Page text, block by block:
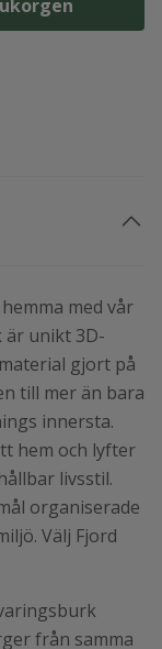
med vår
är unikt 3D-
gjort på
till mer än bara
innersta.
hem och lyfter
livsstil.
organiserade
Välj Fjord
från samma